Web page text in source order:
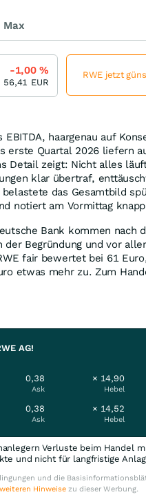
haargenau auf
erste Quartal 2026 liefern
Detail zeigt: Nicht alles
klar übertraf,
das Gesamtbild
notiert am Vormittag
Bank kommen nach
der Begründung und vor
fair bewertet bei 61
etwas mehr zu. Zum
AG!
0,38
Ask
× 14,90
Hebel
0,38
Ask
× 14,52
Hebel
Verluste beim Handel
und nicht für langfristige
und die
weiteren Hinweisezu dieser Werbung.
Max
-1,00%
56,41 EUR
RWE jetzt